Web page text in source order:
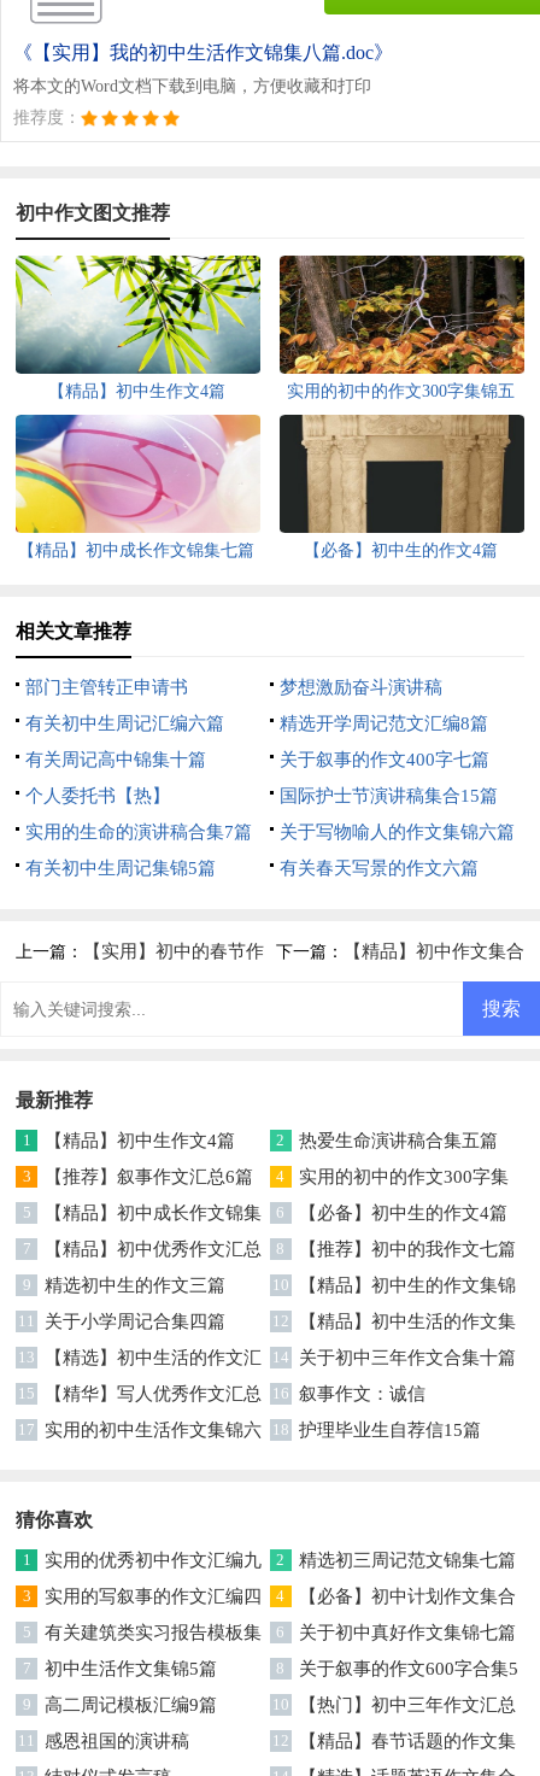
《【实用】我的初中生活作文锦集八篇.doc》
将本文的Word文档下载到电脑，方便收藏和打印
推荐度：
初中作文图文推荐
【精品】初中生作文4篇
实用的初中的作文300字集锦五
篇
【精品】初中成长作文锦集七篇 【必备】初中生的作文4篇
相关文章推荐
部门主管转正申请书
梦想激励奋斗演讲稿
有关初中生周记汇编六篇
精选开学周记范文汇编8篇
有关周记高中锦集十篇
关于叙事的作文400字七篇
个人委托书【热】
国际护士节演讲稿集合15篇
实用的生命的演讲稿合集7篇
关于写物喻人的作文集锦六篇
有关初中生周记集锦5篇
有关春天写景的作文六篇
上一篇： 【实用】初中的春节作 下一篇： 【精品】初中作文集合
最新推荐
1 【精品】初中生作文4篇 2 热爱生命演讲稿合集五篇
3 【推荐】叙事作文汇总6篇 4
实用的初中的作文300字集
锦五篇
5
【精品】初中成长作文锦集
七篇
6 【必备】初中生的作文4篇
7
【精品】初中优秀作文汇总
五篇
8 【推荐】初中的我作文七篇
9 精选初中生的作文三篇 10
【精品】初中生的作文集锦
6篇
11 关于小学周记合集四篇 12
【精品】初中生活的作文集
锦十篇
13
【精选】初中生活的作文汇
总十篇
14 关于初中三年作文合集十篇
15
【精华】写人优秀作文汇总
6篇
16 叙事作文：诚信
17
实用的初中生活作文集锦六
18 护理毕业生自荐信15篇
猜你喜欢
1
实用的优秀初中作文汇编九
篇
2 精选初三周记范文锦集七篇
3
实用的写叙事的作文汇编四
篇
4
【必备】初中计划作文集合
五篇
5
有关建筑类实习报告模板集
锦九篇
6 关于初中真好作文集锦七篇
7 初中生活作文集锦5篇 8
关于叙事的作文600字合集5
篇
9 高二周记模板汇编9篇 10
【热门】初中三年作文汇总
十篇
11 感恩祖国的演讲稿 12
【精品】春节话题的作文集